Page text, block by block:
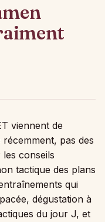
viennent de
pas des
conseils
tactique des plans
qui
dégustation à
du jour J, et